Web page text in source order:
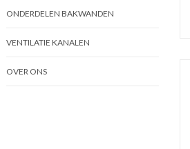
ONDERDELEN BAKWANDEN
VENTILATIE KANALEN
OVER ONS